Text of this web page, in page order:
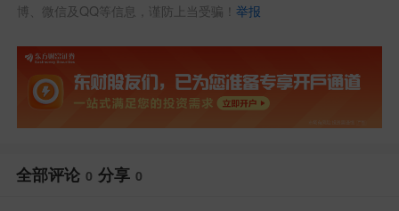
东方财富iPhone版
博、微信及QQ等信息，谨防上当受骗！举报
全部评论 0 分享 0